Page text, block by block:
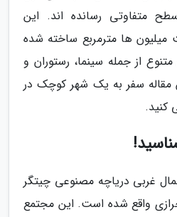
متفاوتی رسانده اند. این
ها مترمربع ساخته شده
از جمله سینما، رستوران و
مقاله سفر به یک شهر کوچک در
کنید.
غربی دریاچه مصنوعی چیتگر
واقع شده است. این مجتمع